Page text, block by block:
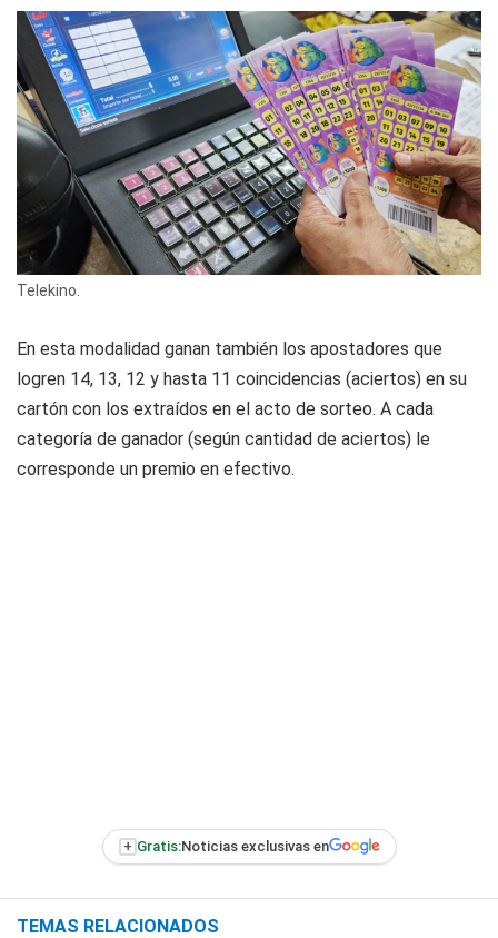
Telekino.
En esta modalidad ganan también los apostadores que
logren 14, 13, 12 y hasta 11 coincidencias (aciertos) en su
cartón con los extraídos en el acto de sorteo. A cada
categoría de ganador (según cantidad de aciertos) le
corresponde un premio en efectivo.
+ Gratis:Noticias exclusivas en
TEMAS RELACIONADOS